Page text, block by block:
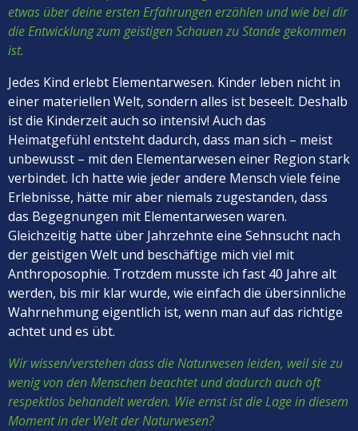
etwas über deine ersten Erfahrungen erzählen und wie bei dir
die Entwicklung zum geistigen Schauen zu Stande gekommen
ist.
Jedes Kind erlebt Elementarwesen. Kinder leben nicht in
einer materiellen Welt, sondern alles ist beseelt. Deshalb
ist die Kinderzeit auch so intensiv! Auch das
Heimatgefühl entsteht dadurch, dass man sich – meist
unbewusst – mit den Elementarwesen einer Region stark
verbindet. Ich hatte wie jeder andere Mensch viele feine
Erlebnisse, hätte mir aber niemals zugestanden, dass
das Begegnungen mit Elementarwesen waren.
Gleichzeitig hatte über Jahrzehnte eine Sehnsucht nach
der geistigen Welt und beschäftige mich viel mit
Anthroposophie. Trotzdem musste ich fast 40 Jahre alt
werden, bis mir klar wurde, wie einfach die übersinnliche
Wahrnehmung eigentlich ist, wenn man auf das richtige
achtet und es übt.
Wir wissen/verstehen dass die Naturwesen leiden, weil sie zu
wenig von den Menschen beachtet und dadurch auch oft
respektlos behandelt werden. Wie ernst ist die Lage in diesem
Moment in der Welt der Naturwesen?